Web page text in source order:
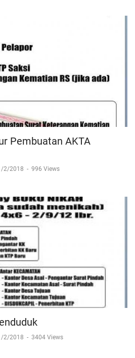
Pembuatan AKTA
2/2018 - 996 Views
2/2018 - 3404 Views